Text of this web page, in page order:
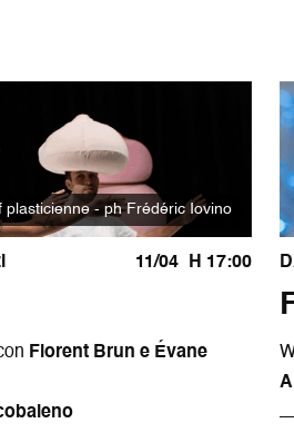
plasticienne - ph Frédéric Iovino
11/04 H 17:00
Florent Brun e Évane